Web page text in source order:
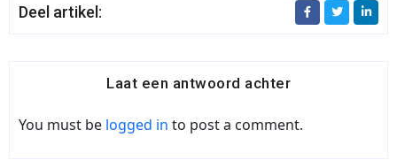
Deel artikel:
Laat een antwoord achter
You must be logged in to post a comment.